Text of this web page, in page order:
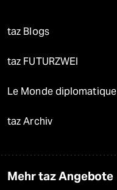
taz Blogs
taz FUTURZWEI
Le Monde diplomatique
taz Archiv
Mehr taz Angebote